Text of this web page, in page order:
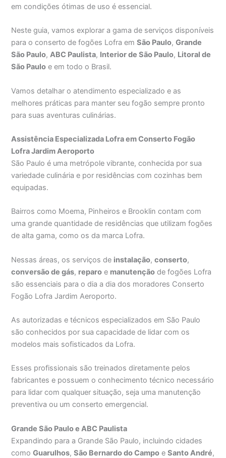
em condições ótimas de uso é essencial.
Neste guia, vamos explorar a gama de serviços disponíveis
para o conserto de fogões Lofra emSão Paulo,Grande
São Paulo,ABC Paulista, Interior de São Paulo, Litoral de
São Paulo e em todo o Brasil.
Vamos detalhar o atendimento especializado e as
melhores práticas para manter seu fogão sempre pronto
para suas aventuras culinárias.
Assistência Especializada Lofra em Conserto Fogão
Lofra Jardim Aeroporto
São Paulo é uma metrópole vibrante, conhecida por sua
variedade culinária e por residências com cozinhas bem
equipadas.
Bairros como Moema, Pinheiros e Brooklin contam com
uma grande quantidade de residências que utilizam fogões
de alta gama, como os da marca Lofra.
Nessas áreas, os serviços de instalação,conserto,
conversão de gás, reparo e manutenção de fogões Lofra
são essenciais para o dia a dia dos moradores Conserto
Fogão Lofra Jardim Aeroporto.
As autorizadas e técnicos especializados em São Paulo
são conhecidos por sua capacidade de lidar com os
modelos mais sofisticados da Lofra.
Esses profissionais são treinados diretamente pelos
fabricantes e possuem o conhecimento técnico necessário
para lidar com qualquer situação, seja uma manutenção
preventiva ou um conserto emergencial.
Grande São Paulo e ABC Paulista
Expandindo para a Grande São Paulo, incluindo cidades
comoGuarulhos,São Bernardo do Campo eSanto André,